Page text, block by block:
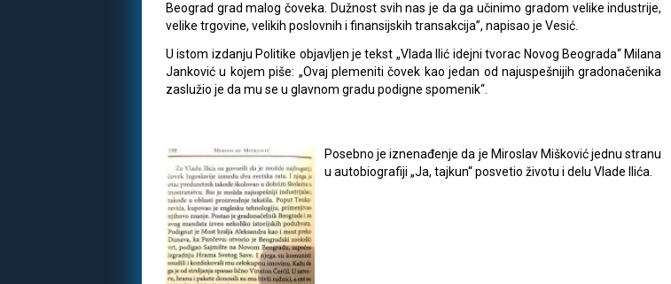
Beograd grad malog čoveka. Dužnost svih nas je da ga učinimo gradom velike industrije,
velike trgovine, velikih poslovnih i finansijskih transakcija”, napisao je Vesić.
U istom izdanju Politike objavljen je tekst „Vlada Ilić idejni tvorac Novog Beograda“ Milana
Janković u kojem piše: „Ovaj plemeniti čovek kao jedan od najuspešnijih gradonačenika
zaslužio je da mu se u glavnom gradu podigne spomenik“.
Posebno je iznenađenje da je Miroslav Mišković jednu stranu
u autobiografiji „Ja, tajkun“ posvetio životu i delu Vlade Ilića.